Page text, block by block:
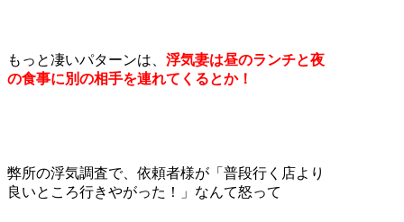
もっと凄いパターンは、 浮気妻は昼のランチと夜
の食事に別の相手を連れてくるとか！
弊所の浮気調査で、依頼者様が「普段行く店より
良いところ行きやがった！」なんて怒って